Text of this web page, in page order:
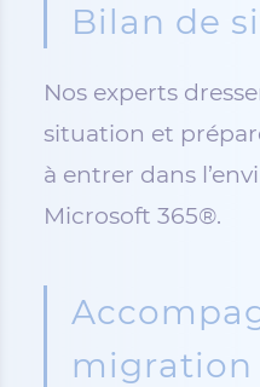
Bilan de
Nos experts
situation et
à entrer dans
Microsoft 365®.
migration